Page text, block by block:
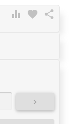
 favorite 
